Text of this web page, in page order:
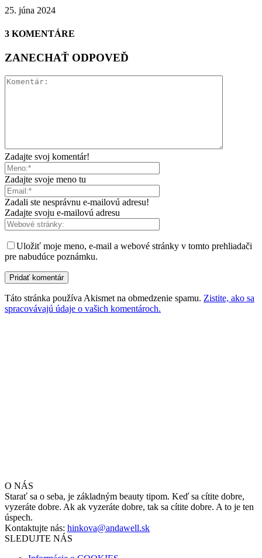
25. júna 2024
3 KOMENTÁRE
ZANECHAŤ ODPOVEĎ
Zadajte svoj komentár!
Zadajte svoje meno tu
Zadali ste nesprávnu e-mailovú adresu!
Zadajte svoju e-mailovú adresu
Uložiť moje meno, e-mail a webové stránky v tomto prehliadači
pre nabudúce poznámku.
Táto stránka používa Akismet na obmedzenie spamu. Zistite, ako sa
spracovávajú údaje o vašich komentároch.
O NÁS
Starať sa o seba, je základným beauty tipom. Keď sa cítite dobre,
vyzeráte dobre. Ak ak vyzeráte dobre, tak sa cítite dobre. A to je ten
úspech.
Kontaktujte nás: hinkova@andawell.sk
SLEDUJTE NÁS